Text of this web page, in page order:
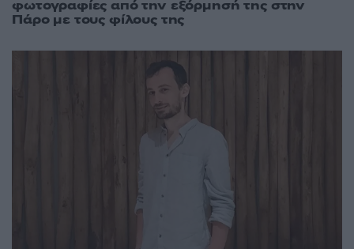
φωτογραφίες από την εξόρμησή της στην
Πάρο με τους φίλους της